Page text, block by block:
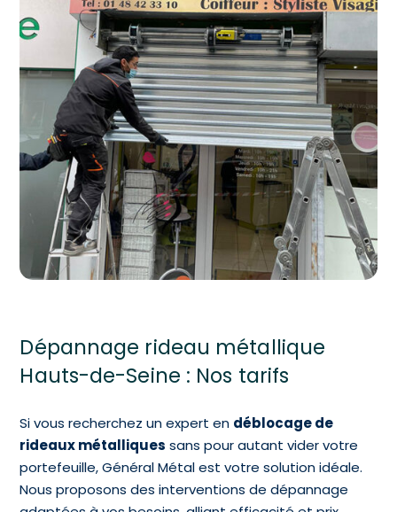
Dépannage rideau métallique
Hauts-de-Seine : Nos tarifs
Si vous recherchez un expert en déblocage de
rideaux métalliques sans pour autant vider votre
portefeuille, Général Métal est votre solution idéale.
Nous proposons des interventions de dépannage